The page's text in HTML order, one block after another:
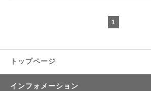
1
トップページ
インフォメーション